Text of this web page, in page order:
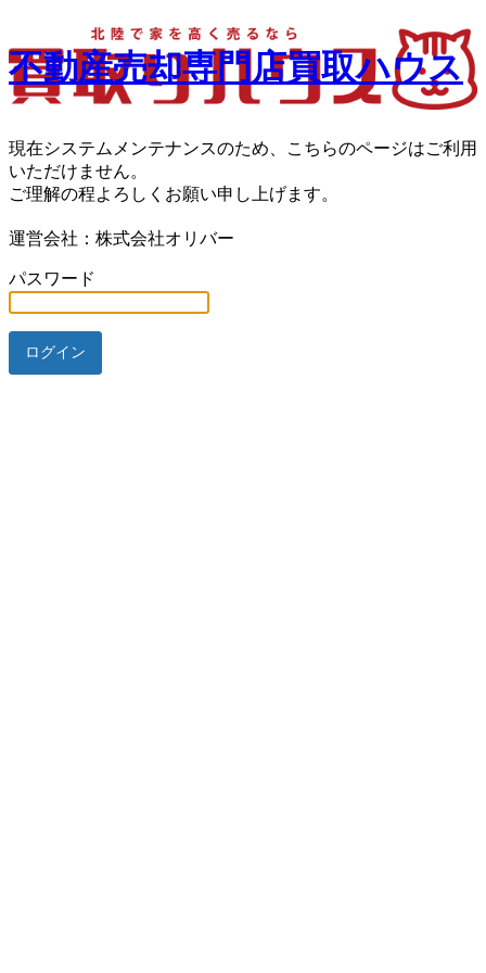
不動産売却専門店買取ハウス
現在システムメンテナンスのため、こちらのページはご利用
いただけません。
ご理解の程よろしくお願い申し上げます。
運営会社：株式会社オリバー
パスワード